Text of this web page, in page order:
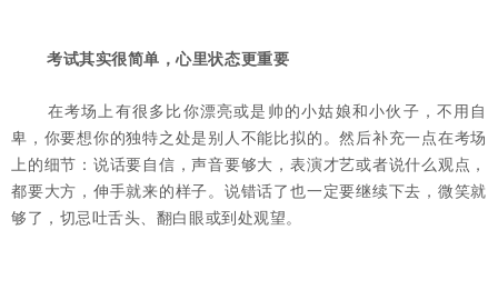
考试其实很简单，心里状态更重要
在考场上有很多比你漂亮或是帅的小姑娘和小伙子，不用自
卑，你要想你的独特之处是别人不能比拟的。然后补充一点在考场
上的细节：说话要自信，声音要够大，表演才艺或者说什么观点，
都要大方，伸手就来的样子。说错话了也一定要继续下去，微笑就
够了，切忌吐舌头、翻白眼或到处观望。